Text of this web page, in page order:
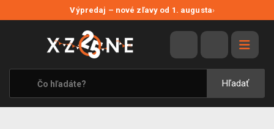
Výpredaj – nové zľavy od 1. augusta›
Hľadať
VÝPREDAJ
VIDEOHRY
XZONE ORIGINALS
TEMATIKY